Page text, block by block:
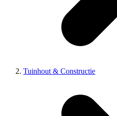
Tuinhout & Constructie